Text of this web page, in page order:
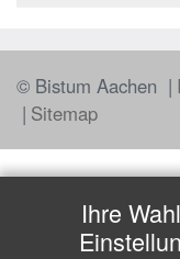
© Bistum Aachen
Sitemap
Ihre